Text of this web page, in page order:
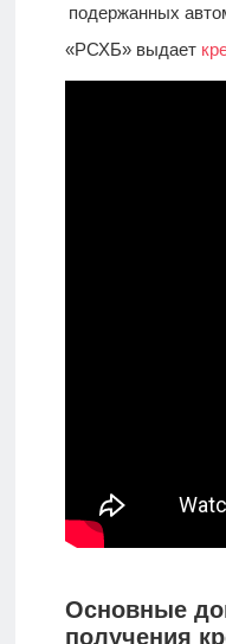
подержанных
«РСХБ» выдает
Основные
получения